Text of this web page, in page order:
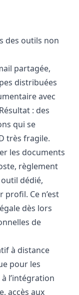
des outils non
partagée,
distribuées
avec
: des
qui se
très fragile.
les documents
règlement
dédié,
profil. Ce n’est
dès lors
de
à distance
pour les
l’intégration
accès aux